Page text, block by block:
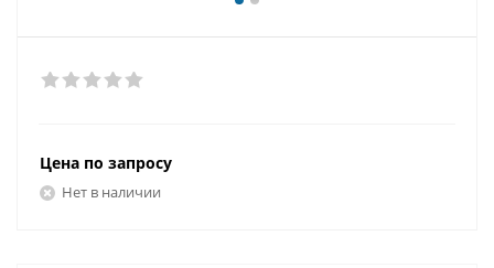
Цена по запросу
Нет в наличии